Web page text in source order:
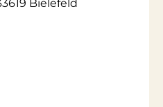
Bielefeld